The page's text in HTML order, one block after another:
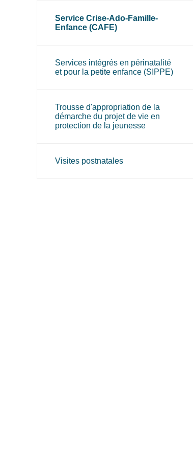
Service Crise-Ado-Famille-
Enfance (CAFE)
Services intégrés en périnatalité
et pour la petite enfance (SIPPE)
Trousse d'appropriation de la
démarche du projet de vie en
protection de la jeunesse
Visites postnatales